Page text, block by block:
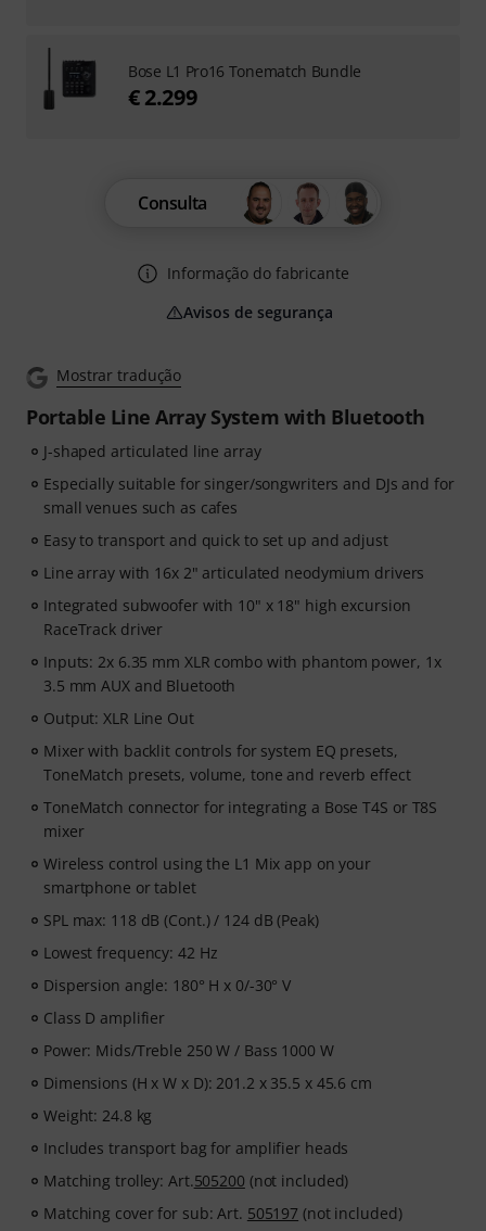
Mostrar tradução
Portable Line Array System with Bluetooth
J-shaped articulated line array
Especially suitable for singer/songwriters and DJs and for
small venues such as cafes
Easy to transport and quick to set up and adjust
Line array with 16x 2" articulated neodymium drivers
Integrated subwoofer with 10" x 18" high excursion
RaceTrack driver
Inputs: 2x 6.35 mm XLR combo with phantom power, 1x
3.5 mm AUX and Bluetooth
Output: XLR Line Out
Mixer with backlit controls for system EQ presets,
ToneMatch presets, volume, tone and reverb effect
ToneMatch connector for integrating a Bose T4S or T8S
mixer
Wireless control using the L1 Mix app on your
smartphone or tablet
SPL max: 118 dB (Cont.) / 124 dB (Peak)
Lowest frequency: 42 Hz
Dispersion angle: 180° H x 0/-30° V
Class D amplifier
Power: Mids/Treble 250 W / Bass 1000 W
Dimensions (H x W x D): 201.2 x 35.5 x 45.6 cm
Weight: 24.8 kg
Includes transport bag for amplifier heads
Matching trolley: Art.505200 (not included)
Matching cover for sub: Art. 505197 (not included)
Consulta
Informação do fabricante
Avisos de segurança
Bose L1 Pro16 Tonematch Bundle
€ 2.299